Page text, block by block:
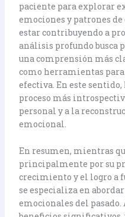
paciente para explorar
emociones y patrones
estar contribuyendo a
análisis profundo busca
una comprensión más
como herramientas
efectiva. En este
proceso más
personal y a la
emocional.
En resumen, mientras
principalmente por su
crecimiento y el logro a
se especializa en
emocionales del pasado.